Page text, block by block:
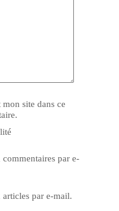
site dans ce
par e-
par e-mail.